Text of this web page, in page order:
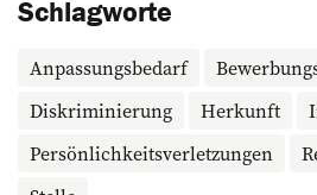
Schlagworte
Anpassungsbedarf
Diskriminierung
Herkunft
Persönlichkeitsverletzungen